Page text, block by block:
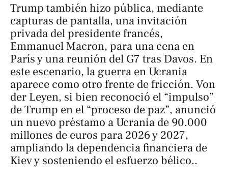
Trump también hizo pública, mediante
capturas de pantalla, una invitación
privada del presidente francés,
Emmanuel Macron, para una cena en
París y una reunión del G7 tras Davos. En
este escenario, la guerra en Ucrania
aparece como otro frente de fricción. Von
der Leyen, si bien reconoció el “impulso”
de Trump en el “proceso de paz”, anunció
un nuevo préstamo a Ucrania de 90.000
millones de euros para 2026 y 2027,
ampliando la dependencia financiera de
Kiev y sosteniendo el esfuerzo bélico..